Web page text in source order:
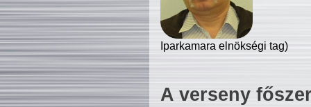
Iparkamara elnökségi tag)
A verseny